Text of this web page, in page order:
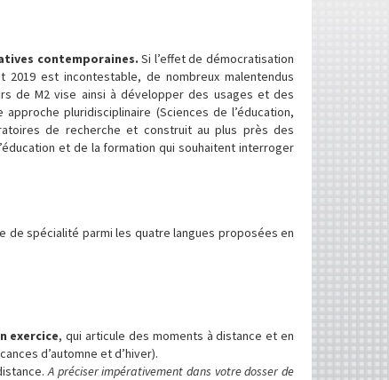
contemporaines. Si l’effet de démocratisation
est incontestable, de nombreux malentendus
de M2 vise ainsi à développer des usages et des
pluridisciplinaire (Sciences de l’éducation,
de recherche et construit au plus près des
et de la formation qui souhaitent interroger
de spécialité parmi les quatre langues proposées en
exercice, qui articule des moments à distance et en
d’automne et d’hiver).
A préciser impérativement dans votre dosser de